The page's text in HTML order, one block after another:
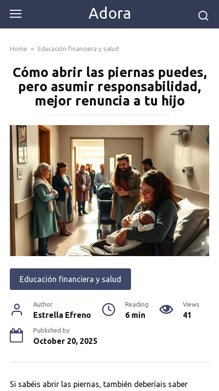
content
Adora
Home » Educación financiera y salud
Cómo abrir las piernas puedes,
pero asumir responsabilidad,
mejor renuncia a tu hijo
Educación financiera y salud
Author
Estrella Efreno
Reading
6 min
Views
41
Published by
October 20, 2025
Si sabéis abrir las piernas, también deberíais saber